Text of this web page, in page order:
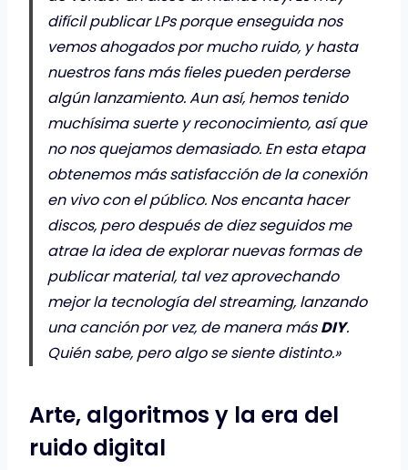
difícil publicar LPs porque enseguida nos
vemos ahogados por mucho ruido, y hasta
nuestros fans más fieles pueden perderse
algún lanzamiento. Aun así, hemos tenido
muchísima suerte y reconocimiento, así que
no nos quejamos demasiado. En esta etapa
obtenemos más satisfacción de la conexión
en vivo con el público. Nos encanta hacer
discos, pero después de diez seguidos me
atrae la idea de explorar nuevas formas de
publicar material, tal vez aprovechando
mejor la tecnología del streaming, lanzando
una canción por vez, de manera másDIY.
Quién sabe, pero algo se siente distinto.»
Arte, algoritmos y la era del
ruido digital